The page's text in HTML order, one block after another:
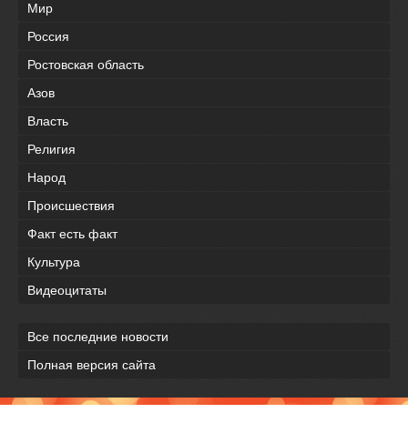
Мир
Россия
Ростовская область
Азов
Власть
Религия
Народ
Происшествия
Факт есть факт
Культура
Видеоцитаты
Все последние новости
Полная версия сайта